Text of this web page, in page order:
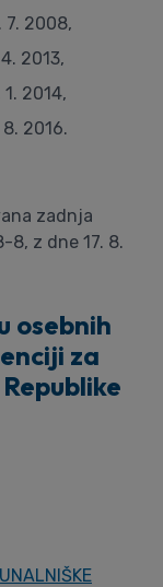
2008,
2013,
2014,
2016.
zadnja
z dne 17. 8.
osebnih
za